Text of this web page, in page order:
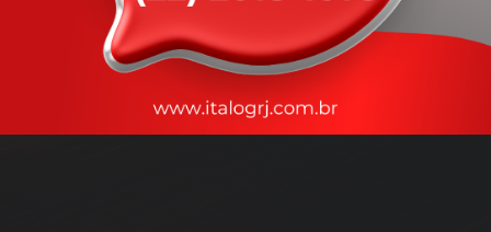
durante o transporte, com rastreamento em tempo real.